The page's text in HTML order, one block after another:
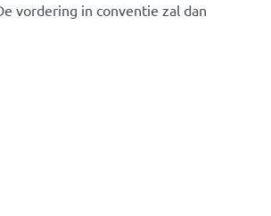
vordering in conventie zal dan